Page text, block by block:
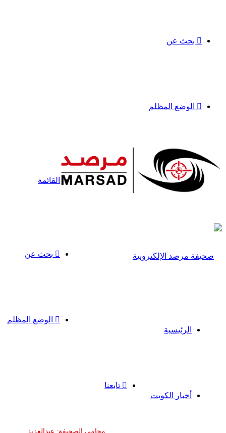
بحث عن
الوضع المظلم
القائمة
الرئيسية
أخبار الكويت
بحث عن
الوضع المظلم
تابعنا